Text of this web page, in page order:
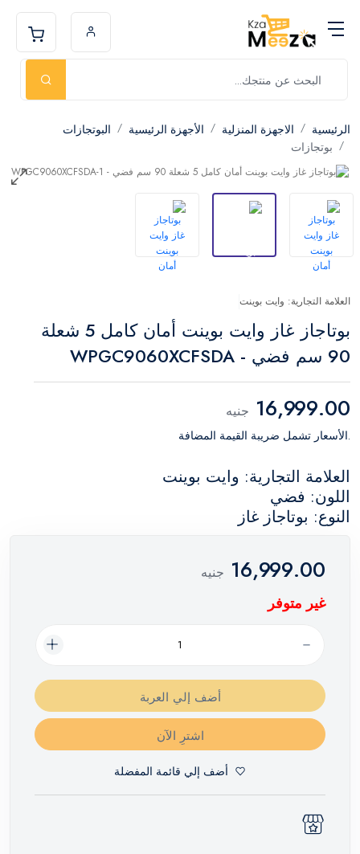
الرئيسية الاجهزة المنزلية الأجهزة الرئيسية
البوتجازات
بوتجازات
العلامة التجارية: وايت بوينت
بوتاجاز غاز وايت بوينت أمان كامل 5 شعلة
90 سم فضي - WPGC9060XCFSDA
16,999.00 جنيه
.الأسعار تشمل ضريبة القيمة المضافة
العلامة التجارية: وايت بوينت
اللون: فضي
النوع: بوتاجاز غاز
16,999.00 جنيه
غير متوفر
أضف إلي العربة
اشترِ الآن
أضف إلي قائمة المفضلة